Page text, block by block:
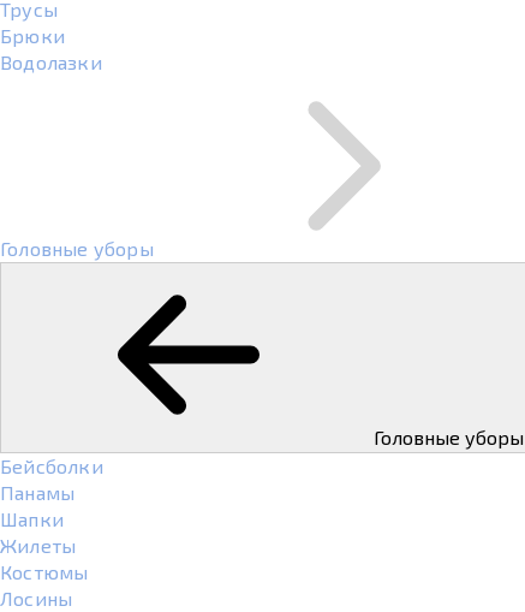
Трусы
Брюки
Водолазки
Головные уборы
Головные уборы
Бейсболки
Панамы
Шапки
Жилеты
Костюмы
Лосины